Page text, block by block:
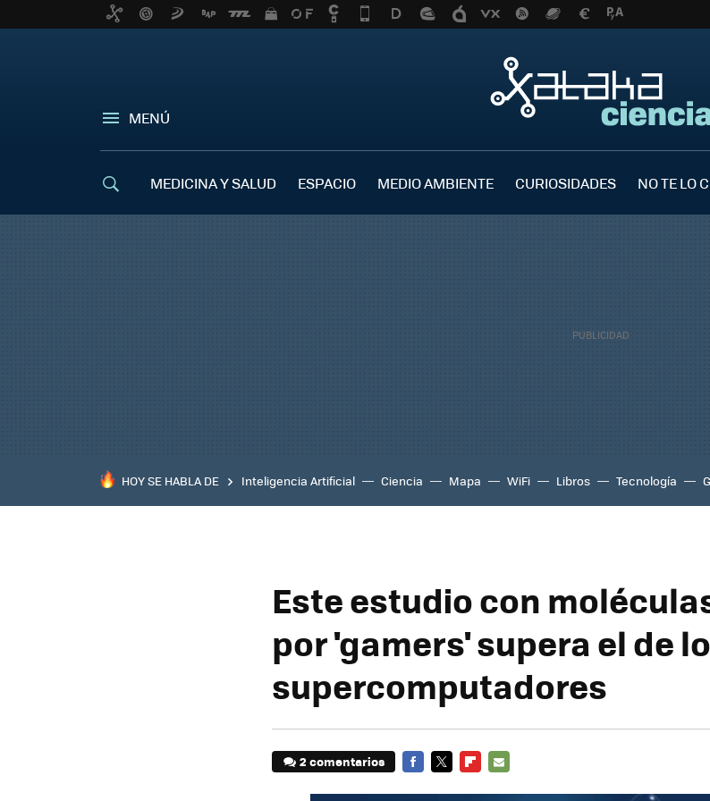
MENÚ
MEDICINA Y SALUD ESPACIO MEDIO AMBIENTE CURIOSIDADES NO TE LO
HOY SE HABLA DE Inteligencia Artificial Ciencia Mapa WiFi Libros Tecnología
Este estudio con
por 'gamers' supera el de
supercomputadores
2 comentarios